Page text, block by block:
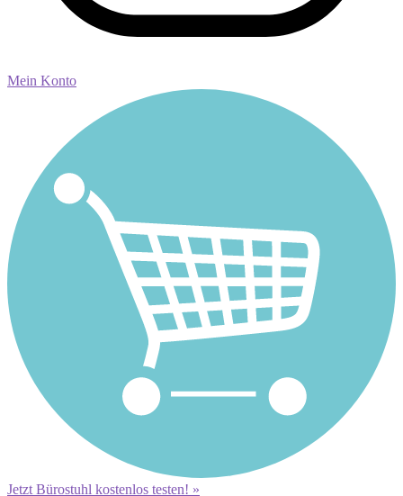
Mein Konto
Jetzt Bürostuhl kostenlos testen! »